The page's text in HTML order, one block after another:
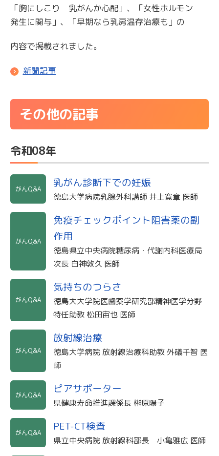
「胸にしこり 乳がんか心配」、「女性ホルモン
発生に関与」、「早期なら乳房温存治療も」の
内容で掲載されました。
新聞記事
その他の記事
令和08年
がんQ&A 乳がん診断下での妊娠
徳島大学病院乳腺外科講師 井上寛章 医師
がんQ&A
免疫チェックポイント阻害薬の副
作用
徳島県立中央病院糖尿病・代謝内科医療局
次長 白神敦久 医師
がんQ&A
気持ちのつらさ
徳島大大学院医歯薬学研究部精神医学分野
特任助教 松田宙也 医師
がんQ&A
放射線治療
徳島大学病院 放射線治療科助教 外礒千智 医
師
がんQ&A ピアサポーター
県健康寿命推進課係長 榊原陽子
がんQ&A PET-CT検査
県立中央病院 放射線科部長 小亀雅広 医師